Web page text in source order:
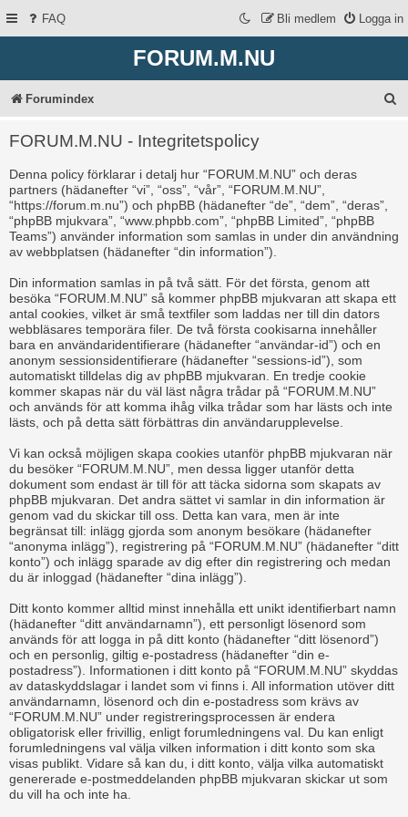
FAQ Logga in
Bli medlem
FORUM.M.NU
Forumindex
FORUM.M.NU - Integritetspolicy
Denna policy förklarar i detalj hur “FORUM.M.NU” och deras
partners (hädanefter “vi”, “oss”, “vår”, “FORUM.M.NU”,
“https://forum.m.nu”) och phpBB (hädanefter “de”, “dem”, “deras”,
“phpBB mjukvara”, “www.phpbb.com”, “phpBB Limited”, “phpBB
Teams”) använder information som samlas in under din användning
av webbplatsen (hädanefter “din information”).
Din information samlas in på två sätt. För det första, genom att
besöka “FORUM.M.NU” så kommer phpBB mjukvaran att skapa ett
antal cookies, vilket är små textfiler som laddas ner till din dators
webbläsares temporära filer. De två första cookisarna innehåller
bara en användaridentifierare (hädanefter “användar-id”) och en
anonym sessionsidentifierare (hädanefter “sessions-id”), som
automatiskt tilldelas dig av phpBB mjukvaran. En tredje cookie
kommer skapas när du väl läst några trådar på “FORUM.M.NU”
och används för att komma ihåg vilka trådar som har lästs och inte
lästs, och på detta sätt förbättras din användarupplevelse.
Vi kan också möjligen skapa cookies utanför phpBB mjukvaran när
du besöker “FORUM.M.NU”, men dessa ligger utanför detta
dokument som endast är till för att täcka sidorna som skapats av
phpBB mjukvaran. Det andra sättet vi samlar in din information är
genom vad du skickar till oss. Detta kan vara, men är inte
begränsat till: inlägg gjorda som anonym besökare (hädanefter
“anonyma inlägg”), registrering på “FORUM.M.NU” (hädanefter “ditt
konto”) och inlägg sparade av dig efter din registrering och medan
du är inloggad (hädanefter “dina inlägg”).
Ditt konto kommer alltid minst innehålla ett unikt identifierbart namn
(hädanefter “ditt användarnamn”), ett personligt lösenord som
används för att logga in på ditt konto (hädanefter “ditt lösenord”)
och en personlig, giltig e-postadress (hädanefter “din e-
postadress”). Informationen i ditt konto på “FORUM.M.NU” skyddas
av dataskyddslagar i landet som vi finns i. All information utöver ditt
användarnamn, lösenord och din e-postadress som krävs av
“FORUM.M.NU” under registreringsprocessen är endera
obligatorisk eller frivillig, enligt forumledningens val. Du kan enligt
forumledningens val välja vilken information i ditt konto som ska
visas publikt. Vidare så kan du, i ditt konto, välja vilka automatiskt
genererade e-postmeddelanden phpBB mjukvaran skickar ut som
du vill ha och inte ha.